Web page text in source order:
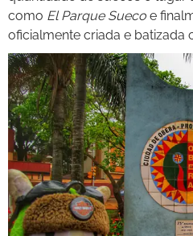
como El Parque Sueco e
oficialmente criada e batizada